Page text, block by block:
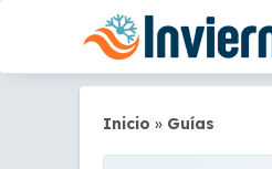
Inicio » Guías